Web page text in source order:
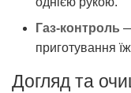
Газ-контроль
приготування
Догляд та